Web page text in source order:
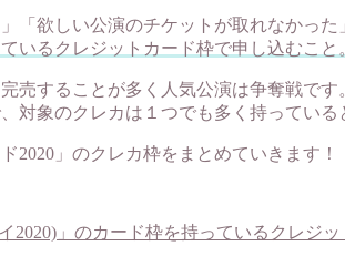
「欲しい公演のチケットが取れなかっ
いるクレジットカード枠で申し込むこと
売することが多く人気公演は争奪戦で
対象のクレカは１つでも多く持っている
2020」のクレカ枠をまとめていきます！
2020)」のカード枠を持っているクレジッ